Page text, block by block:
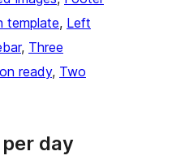
template, Left
, Three
ready, Two
day